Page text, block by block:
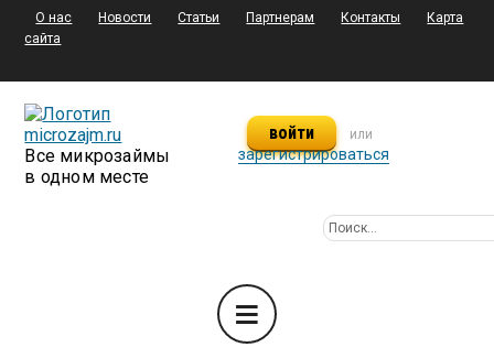
О нас Новости Статьи Партнерам Контакты
Карта
сайта
Все микрозаймы
в одном месте
войти или
зарегистрироваться